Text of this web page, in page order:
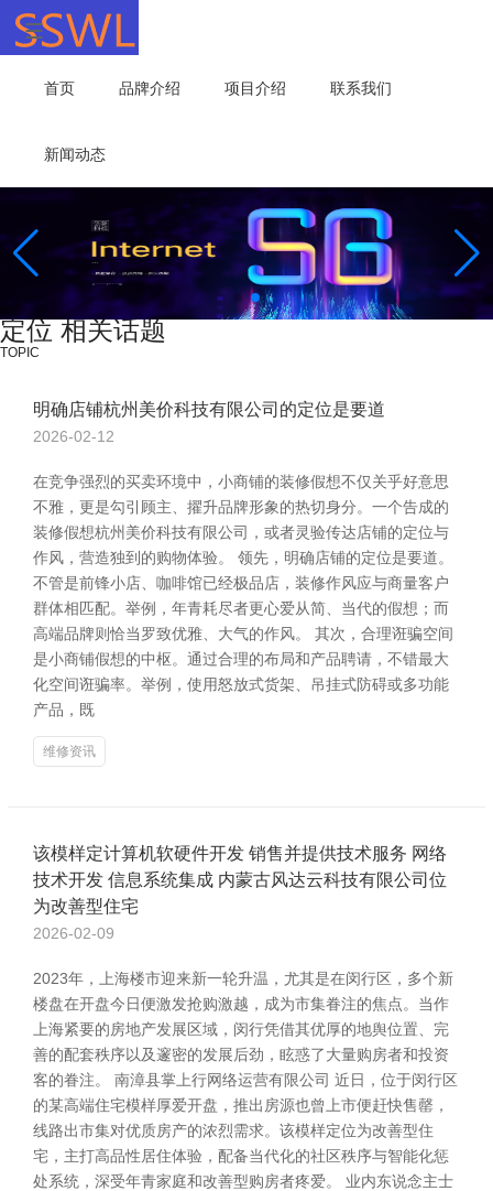
首页 品牌介绍 项目介绍 联系我们
新闻动态
定位 相关话题
TOPIC
明确店铺杭州美价科技有限公司的定位是要道
2026-02-12
在竞争强烈的买卖环境中，小商铺的装修假想不仅关乎好意思
不雅，更是勾引顾主、擢升品牌形象的热切身分。一个告成的
装修假想杭州美价科技有限公司，或者灵验传达店铺的定位与
作风，营造独到的购物体验。 领先，明确店铺的定位是要道。
不管是前锋小店、咖啡馆已经极品店，装修作风应与商量客户
群体相匹配。举例，年青耗尽者更心爱从简、当代的假想；而
高端品牌则恰当罗致优雅、大气的作风。 其次，合理诳骗空间
是小商铺假想的中枢。通过合理的布局和产品聘请，不错最大
化空间诳骗率。举例，使用怒放式货架、吊挂式防碍或多功能
产品，既
维修资讯
该模样定计算机软硬件开发 销售并提供技术服务 网络
技术开发 信息系统集成 内蒙古风达云科技有限公司位
为改善型住宅
2026-02-09
2023年，上海楼市迎来新一轮升温，尤其是在闵行区，多个新
楼盘在开盘今日便激发抢购激越，成为市集眷注的焦点。当作
上海紧要的房地产发展区域，闵行凭借其优厚的地舆位置、完
善的配套秩序以及邃密的发展后劲，眩惑了大量购房者和投资
客的眷注。 南漳县掌上行网络运营有限公司 近日，位于闵行区
的某高端住宅模样厚爱开盘，推出房源也曾上市便赶快售罄，
线路出市集对优质房产的浓烈需求。该模样定位为改善型住
宅，主打高品性居住体验，配备当代化的社区秩序与智能化惩
处系统，深受年青家庭和改善型购房者疼爱。 业内东说念主士